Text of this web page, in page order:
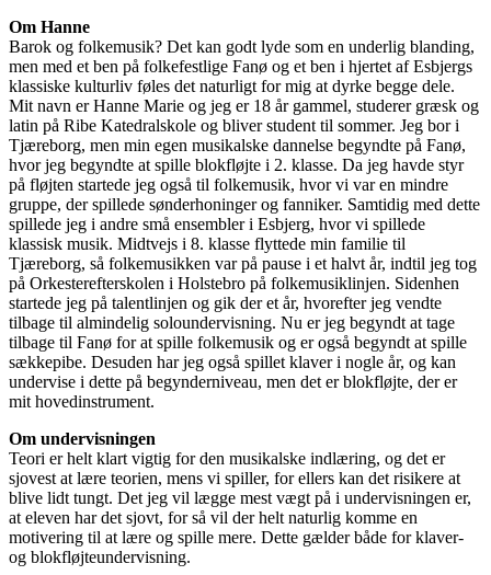
Om Hanne
Barok og folkemusik? Det kan godt lyde som en underlig blanding,
men med et ben på folkefestlige Fanø og et ben i hjertet af Esbjergs
klassiske kulturliv føles det naturligt for mig at dyrke begge dele.
Mit navn er Hanne Marie og jeg er 18 år gammel, studerer græsk og
latin på Ribe Katedralskole og bliver student til sommer. Jeg bor i
Tjæreborg, men min egen musikalske dannelse begyndte på Fanø,
hvor jeg begyndte at spille blokfløjte i 2. klasse. Da jeg havde styr
på fløjten startede jeg også til folkemusik, hvor vi var en mindre
gruppe, der spillede sønderhoninger og fanniker. Samtidig med dette
spillede jeg i andre små ensembler i Esbjerg, hvor vi spillede
klassisk musik. Midtvejs i 8. klasse flyttede min familie til
Tjæreborg, så folkemusikken var på pause i et halvt år, indtil jeg tog
på Orkesterefterskolen i Holstebro på folkemusiklinjen. Sidenhen
startede jeg på talentlinjen og gik der et år, hvorefter jeg vendte
tilbage til almindelig soloundervisning. Nu er jeg begyndt at tage
tilbage til Fanø for at spille folkemusik og er også begyndt at spille
sækkepibe. Desuden har jeg også spillet klaver i nogle år, og kan
undervise i dette på begynderniveau, men det er blokfløjte, der er
mit hovedinstrument.
Om undervisningen
Teori er helt klart vigtig for den musikalske indlæring, og det er
sjovest at lære teorien, mens vi spiller, for ellers kan det risikere at
blive lidt tungt. Det jeg vil lægge mest vægt på i undervisningen er,
at eleven har det sjovt, for så vil der helt naturlig komme en
motivering til at lære og spille mere. Dette gælder både for klaver-
og blokfløjteundervisning.